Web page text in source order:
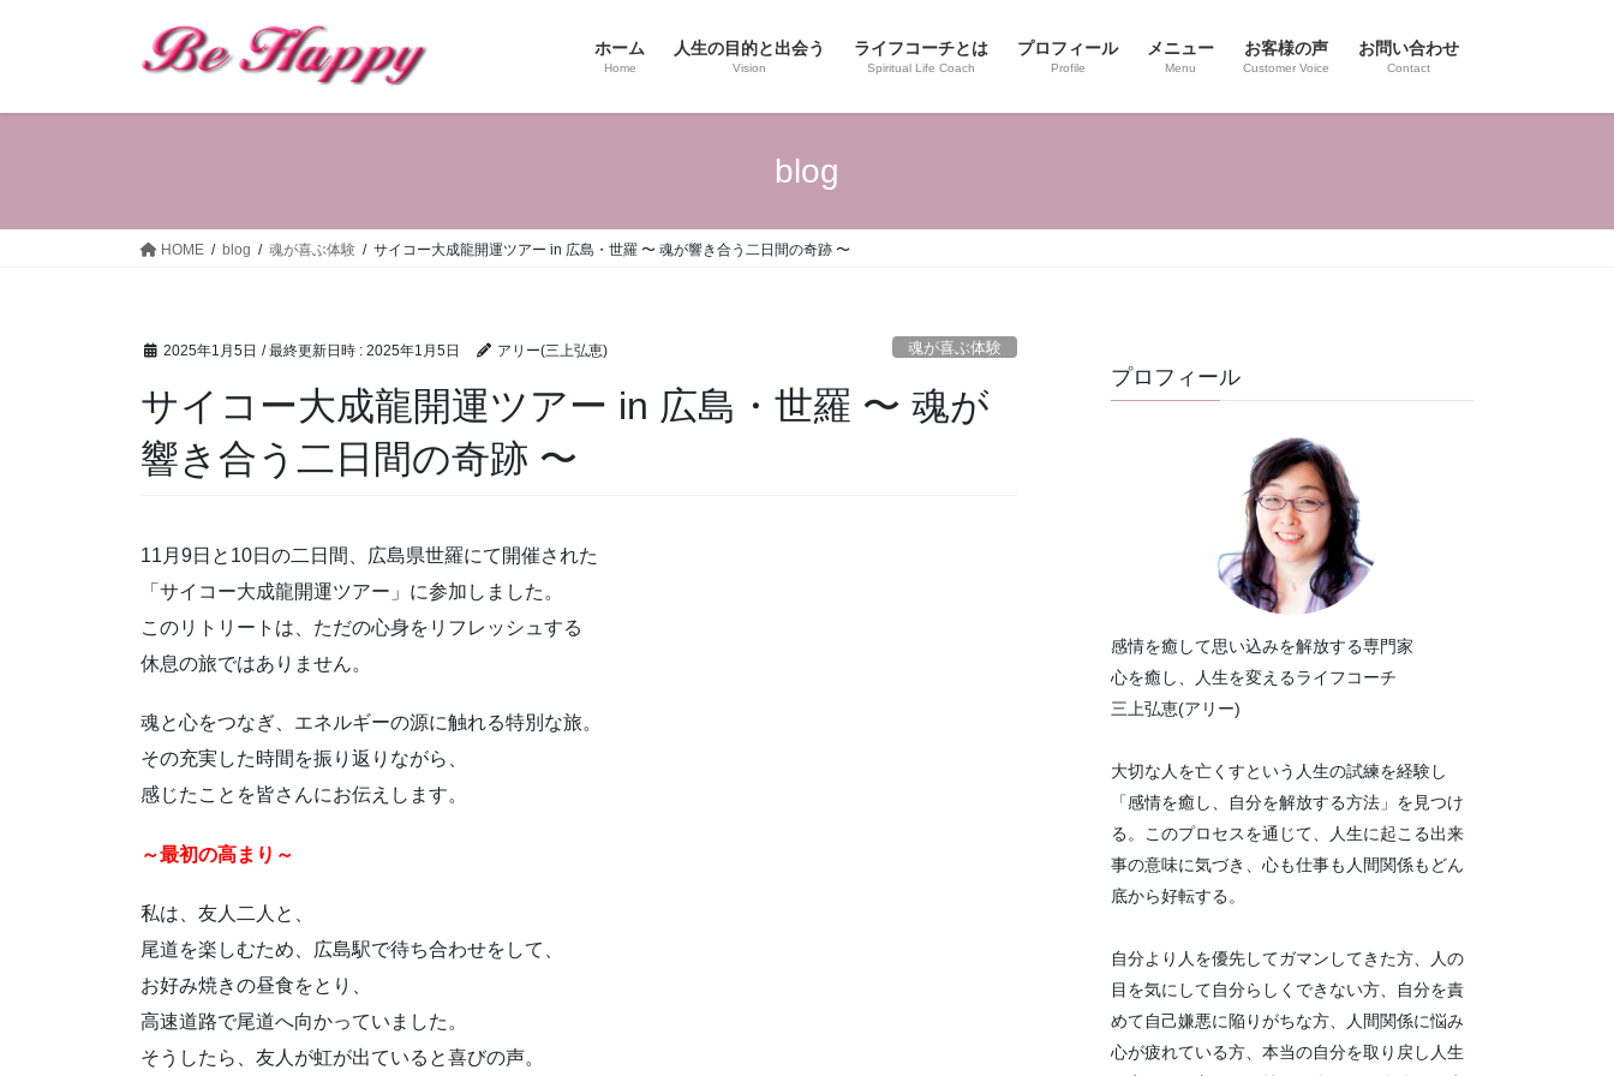
ホーム
Home
人生の目的と出会う
Vision
ライフコーチとは
Spiritual Life Coach
プロフィール
Profile
メニュー
Menu
お客様の声
Customer Voice
お問い合わせ
Contact
blog
HOME blog 魂が喜ぶ体験 サイコー大成龍開運ツアー in 広島・世羅 〜 魂が響き合う二日間の奇跡 〜
2025年1月5日 / 最終更新日時 : 2025年1月5日 アリー(三上弘恵) 魂が喜ぶ体験
サイコー大成龍開運ツアー in 広島・世羅 〜 魂が
響き合う二日間の奇跡 〜
11月9日と10日の二日間、広島県世羅にて開催された
「サイコー大成龍開運ツアー」に参加しました。
このリトリートは、ただの心身をリフレッシュする
休息の旅ではありません。
魂と心をつなぎ、エネルギーの源に触れる特別な旅。
その充実した時間を振り返りながら、
感じたことを皆さんにお伝えします。
～最初の高まり～
私は、友人二人と、
尾道を楽しむため、広島駅で待ち合わせをして、
お好み焼きの昼食をとり、
高速道路で尾道へ向かっていました。
そうしたら、友人が虹が出ていると喜びの声。
プロフィール
感情を癒して思い込みを解放する専門家
心を癒し、人生を変えるライフコーチ
三上弘恵(アリー)
大切な人を亡くすという人生の試練を経験し
「感情を癒し、自分を解放する方法」を見つけ
る。このプロセスを通じて、人生に起こる出来
事の意味に気づき、心も仕事も人間関係もどん
底から好転する。
自分より人を優先してガマンしてきた方、人の
目を気にして自分らしくできない方、自分を責
めて自己嫌悪に陥りがちな方、人間関係に悩み
心が疲れている方、本当の自分を取り戻し人生